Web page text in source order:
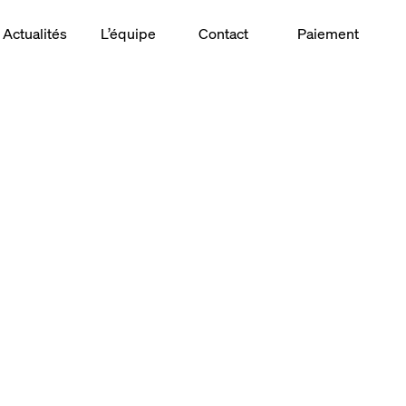
Actualités L’équipe Contact Paiement